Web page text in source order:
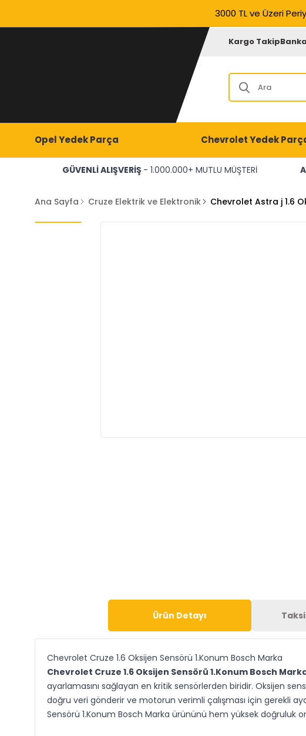
3000 TL ve Üzeri
Kargo Takip
Opel Yedek Parça Chevrolet Yedek
GÜVENLİ ALIŞVERİŞ - 1.000.000+ MUTLU MÜŞTERİ
Ana Sayfa Cruze Elektrik ve Elektronik Chevrolet Astra j 1.6
Ürün Detayı
Chevrolet Cruze 1.6 Oksijen Sensörü 1.Konum Bosch Marka
Chevrolet Cruze 1.6 Oksijen Sensörü 1.Konum Bosch
ayarlamasını sağlayan en kritik sensörlerden biridir. Oksijen
doğru veri gönderir ve motorun verimli çalışması için gerekli
Sensörü 1.Konum Bosch Marka ürününü hem yüksek doğruluk